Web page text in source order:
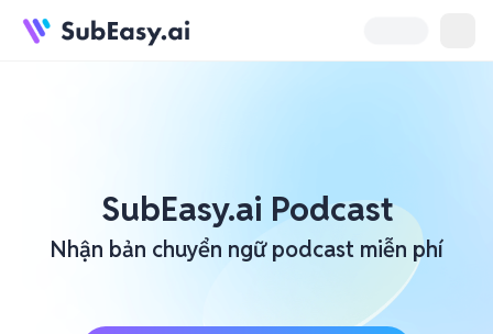
SubEasy.ai Podcast
Nhận bản chuyển ngữ podcast miễn phí